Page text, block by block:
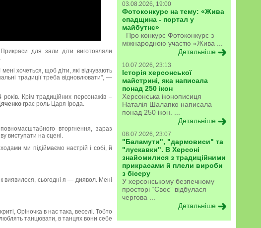
03.08.2026, 19:00
Фотоконкурс на тему: «Жива
спадщина - портал у
майбутнє»
Про конкурс Фотоконкурс з
міжнародною участю «Жива ...
Детальніше
10.07.2026, 23:13
Історія херсонської
майстрині, яка написала
понад 250 ікон
Херсонська іконописиця
Наталія Шалапко написала
понад 250 ікон. ...
Детальніше
08.07.2026, 23:07
"Баламути", "дармовиси" та
"лускавки". В Херсоні
знайомилися з традиційними
прикрасами й плели вироби
з бісеру
У херсонському безпечному
просторі “Своє” відбулася
чергова ...
Детальніше
для зали діти виготовляли
хочеться, щоб діти, які відчувають
традиції треба відновлювати", —
Крім традиційних персонажів –
грає роль Царя Ірода.
вторгнення, зараз
виступати на сцені.
ми підіймаємо настрій і собі, й
сьогодні я — диявол. Мені
Оріночка в нас така, веселі. Тобто
люблять танцювати, в танцях вони себе